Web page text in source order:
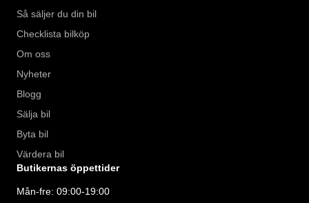
Så säljer du din bil
Checklista bilköp
Om oss
Nyheter
Blogg
Sälja bil
Byta bil
Värdera bil
Butikernas öppettider
Mån-fre: 09:00-19:00